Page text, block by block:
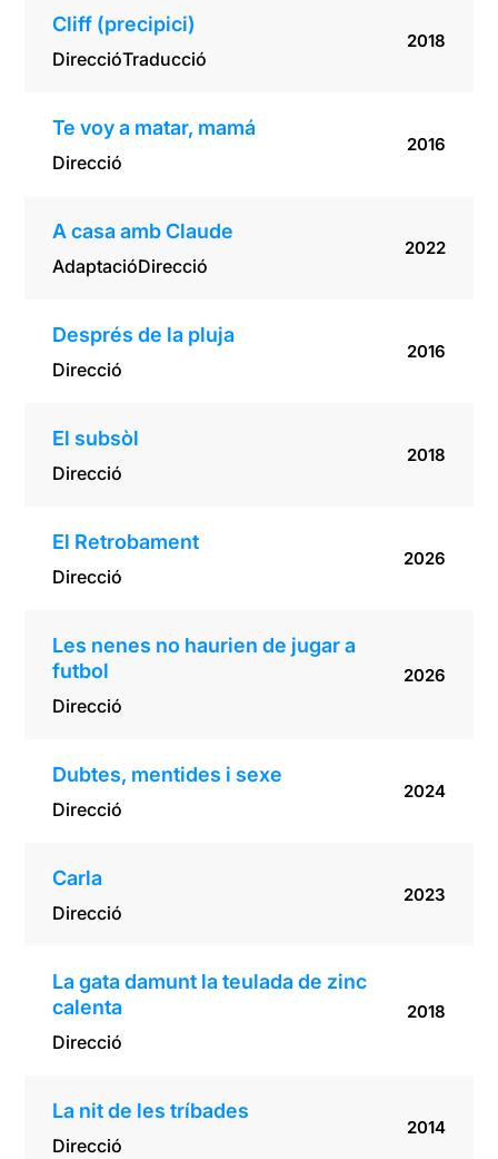
Cliff (precipici)
DireccióTraducció
2018
Te voy a matar, mamá
Direcció
2016
A casa amb Claude
AdaptacióDirecció
2022
Després de la pluja
Direcció
2016
El subsòl
Direcció
2018
El Retrobament
Direcció
2026
Les nenes no haurien de jugar a
futbol
Direcció
2026
Dubtes, mentides i sexe
Direcció
2024
Carla
Direcció
2023
La gata damunt la teulada de zinc
calenta
Direcció
2018
La nit de les tríbades
Direcció
2014